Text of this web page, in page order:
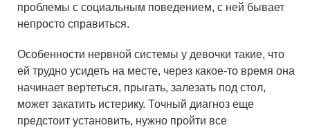
проблемы с социальным поведением, с ней бывает
непросто справиться.
Особенности нервной системы у девочки такие, что
ей трудно усидеть на месте, через какое-то время она
начинает вертеться, прыгать, залезать под стол,
может закатить истерику. Точный диагноз еще
предстоит установить, нужно пройти все